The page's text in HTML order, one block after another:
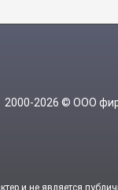
2000-2026 © ООО